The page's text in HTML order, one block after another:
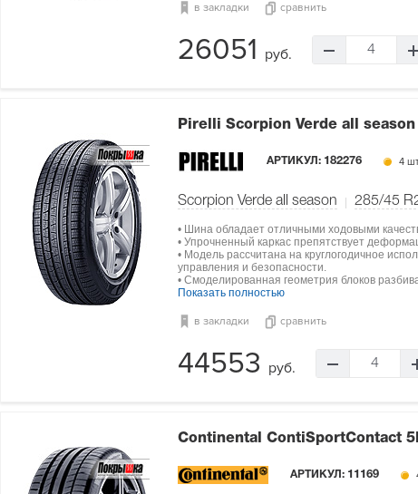
в закладки сравнить
26051 руб. 4
Pirelli Scorpion Verde all season
АРТИКУЛ: 182276 4
Scorpion Verde all season 285/45
• Шина обладает отличными ходовыми
• Упрочненный каркас препятствует
• Модель рассчитана на круглогодичное
управления и безопасности.
• Смоделированная геометрия блоков
Показать полностью
в закладки сравнить
44553 руб. 4
Continental ContiSportContact
АРТИКУЛ: 11169